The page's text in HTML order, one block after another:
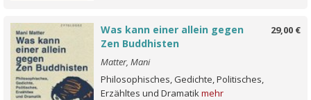
29,00 €
Was kann einer allein gegen
Zen Buddhisten
Matter, Mani
Philosophisches, Gedichte, Politisches,
Erzähltes und Dramatikmehr